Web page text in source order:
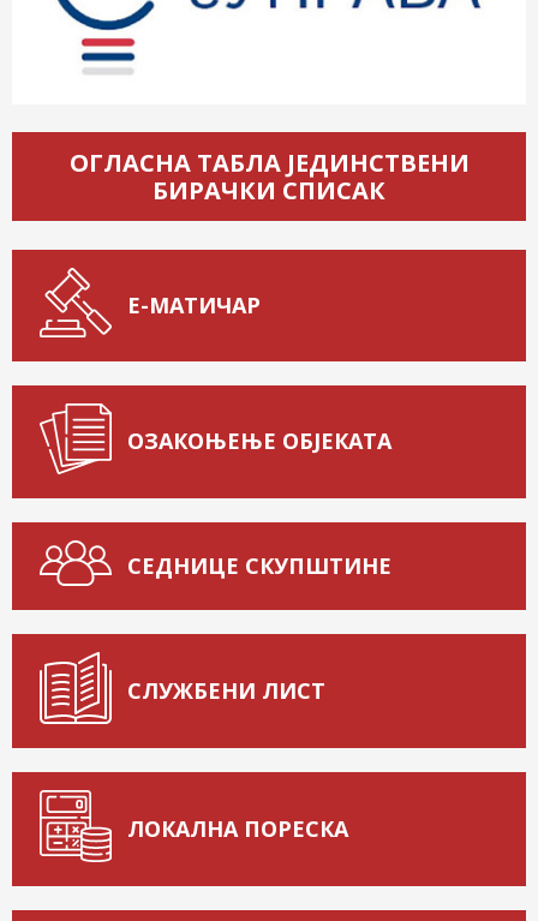
ОГЛАСНА ТАБЛА ЈЕДИНСТВЕНИ
БИРАЧКИ СПИСАК
Е-МАТИЧАР
ОЗАКОЊЕЊЕ ОБЈЕКАТА
СЕДНИЦЕ СКУПШТИНЕ
СЛУЖБЕНИ ЛИСТ
ЛОКАЛНА ПОРЕСКА